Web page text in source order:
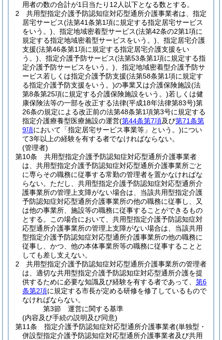
用者の数の合計が1日当たり12人以下となる数とする。
2
共用型指定介護予防認知症対応型通所介護事業者は、指定
居宅サービス(法第41条第1項に規定する指定居宅サービス
をいう。) 、指定地域密着型サービス(法第42条の2第1項に
規定する指定地域密着型サービスをいう。) 、指定居宅介護
支援(法第46条第1項に規定する指定居宅介護支援をい
う。) 、指定介護予防サービス(法第53条第1項に規定する指
定介護予防サービスをいう。) 、指定地域密着型介護予防サ
ービス若しくは指定介護予防支援(法第58条第1項に規定す
る指定介護予防支援をいう。)の事業又は介護保険施設(法
第8条第25項に規定する介護保険施設をいう。)若しくは健
康保険法等の一部を改正する法律(平成18年法律第83号)第
26条の規定による改正前の法第48条第1項第3号に規定する
指定介護療養型医療施設の運営(第44条第7項及び第71条第
9項において「指定居宅サービス事業等」という。)につい
て3年以上の経験を有する者でなければならない。
(管理者)
第10条
共用型指定介護予防認知症対応型通所介護事業者
は、共用型指定介護予防認知症対応型通所介護事業所ごと
に専らその職務に従事する常勤の管理者を置かなければな
らない。 ただし、共用型指定介護予防認知症対応型通所介
護事業所の管理上支障がない場合は、当該共用型指定介護
予防認知症対応型通所介護事業所の他の職務に従事し、又
は他の事業所、施設等の職務に従事することができるもの
とする。
この場合において、共用型指定介護予防認知症対
応型通所介護事業所の管理上支障がない場合は、当該共用
型指定介護予防認知症対応型通所介護事業所の他の職務に
従事し、かつ、他の本体事業所等の職務に従事することと
しても差し支えない。
2
共用型指定介護予防認知症対応型通所介護事業所の管理者
は、適切な共用型指定介護予防認知症対応型通所介護を提
供するために必要な知識及び経験を有する者であって、 第6
条第2項に規定する市長が定める研修を修了しているもので
なければならない。
第3節
運営に関する基準
(内容及び手続の説明及び同意)
第11条
指定介護予防認知症対応型通所介護事業者(単独型・
併設型指定介護予防認知症対応型通所介護事業者及び共用